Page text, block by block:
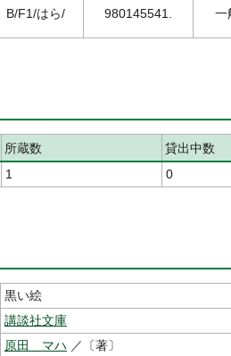
B/F1/はら/ 980145541. 一
所蔵数
貸出中数
1 0
黒い絵
講談社文庫
原田 マハ ／〔著〕